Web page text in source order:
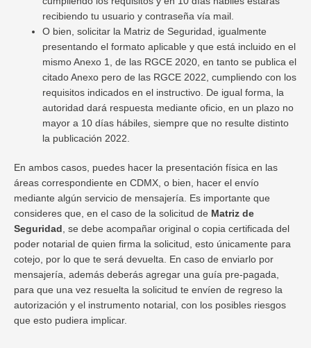
recibiendo tu usuario y contraseña vía mail.
O bien, solicitar la Matriz de Seguridad, igualmente
presentando el formato aplicable y que está incluido en el
mismo Anexo 1, de las RGCE 2020, en tanto se publica el
citado Anexo pero de las RGCE 2022, cumpliendo con los
requisitos indicados en el instructivo. De igual forma, la
autoridad dará respuesta mediante oficio, en un plazo no
mayor a 10 días hábiles, siempre que no resulte distinto
la publicación 2022.
En ambos casos, puedes hacer la presentación física en las
áreas correspondiente en CDMX, o bien, hacer el envío
mediante algún servicio de mensajería. Es importante que
consideres que, en el caso de la solicitud de Matriz de
Seguridad , se debe acompañar original o copia certificada del
poder notarial de quien firma la solicitud, esto únicamente para
cotejo, por lo que te será devuelta. En caso de enviarlo por
mensajería, además deberás agregar una guía pre-pagada,
para que una vez resuelta la solicitud te envíen de regreso la
autorización y el instrumento notarial, con los posibles riesgos
que esto pudiera implicar.